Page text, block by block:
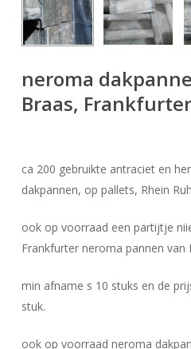
neroma
Braas,
ca 200 gebruikte antraciet en
dakpannen, op pallets, Rhein
ook op voorraad een partijtje
Frankfurter neroma pannen van
min afname s 10 stuks en de
stuk.
ook op voorraad neroma